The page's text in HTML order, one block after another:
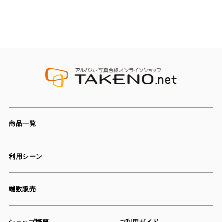
商品一覧
利用シーン
端数販売